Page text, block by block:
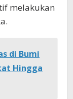
melakukan
di Bumi
Hingga